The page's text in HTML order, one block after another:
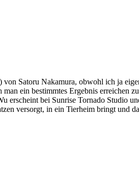
von Satoru Nakamura, obwohl ich ja
ein bestimmtes Ergebnis
erscheint bei Sunrise Tornado Studio
versorgt, in ein Tierheim bringt und